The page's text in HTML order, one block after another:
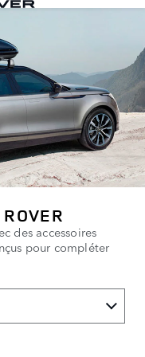
des accessoires
pour compléter